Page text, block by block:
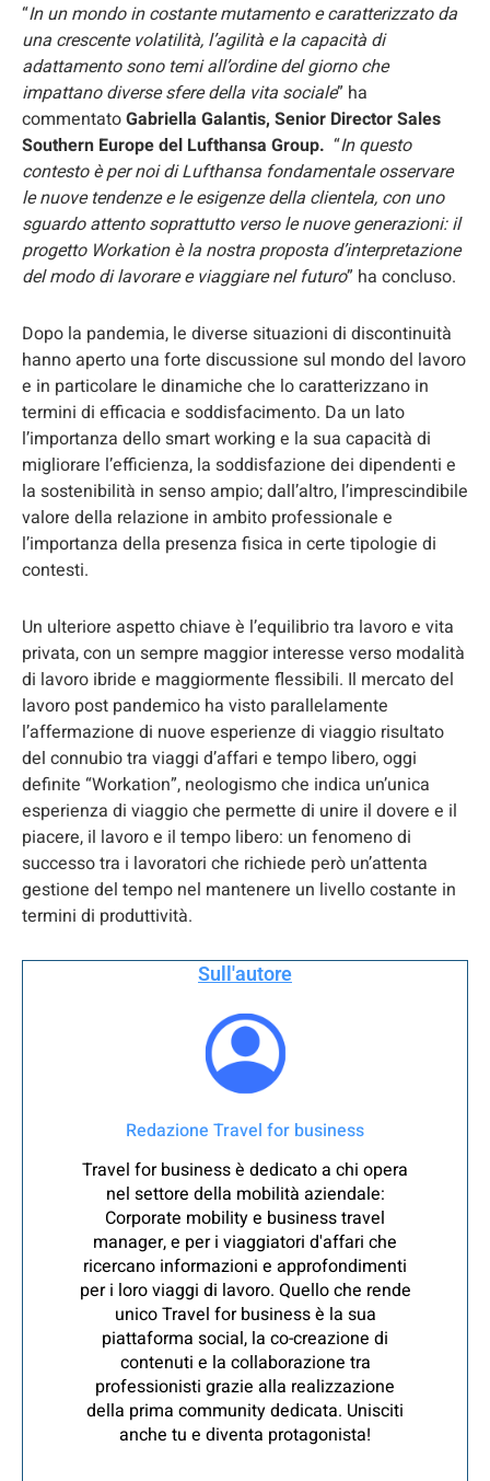
“In un mondo in costante mutamento e caratterizzato da
una crescente volatilità, l’agilità e la capacità di
adattamento sono temi all’ordine del giorno che
impattano diverse sfere della vita sociale” ha
commentatoGabriella Galantis, Senior Director Sales
Southern Europe del Lufthansa Group. “In questo
contesto è per noi di Lufthansa fondamentale osservare
le nuove tendenze e le esigenze della clientela, con uno
sguardo attento soprattutto verso le nuove generazioni: il
progetto Workation è la nostra proposta d’interpretazione
del modo di lavorare e viaggiare nel futuro” ha concluso.
Dopo la pandemia, le diverse situazioni di discontinuità
hanno aperto una forte discussione sul mondo del lavoro
e in particolare le dinamiche che lo caratterizzano in
termini di efficacia e soddisfacimento. Da un lato
l’importanza dello smart working e la sua capacità di
migliorare l’efficienza, la soddisfazione dei dipendenti e
la sostenibilità in senso ampio; dall’altro, l’imprescindibile
valore della relazione in ambito professionale e
l’importanza della presenza fisica in certe tipologie di
contesti.
Un ulteriore aspetto chiave è l’equilibrio tra lavoro e vita
privata, con un sempre maggior interesse verso modalità
di lavoro ibride e maggiormente flessibili. Il mercato del
lavoro post pandemico ha visto parallelamente
l’affermazione di nuove esperienze di viaggio risultato
del connubio tra viaggi d’affari e tempo libero, oggi
definite “Workation”, neologismo che indica un’unica
esperienza di viaggio che permette di unire il dovere e il
piacere, il lavoro e il tempo libero: un fenomeno di
successo tra i lavoratori che richiede però un’attenta
gestione del tempo nel mantenere un livello costante in
termini di produttività.
Sull'autore
Redazione Travel for business
Travel for business è dedicato a chi opera
nel settore della mobilità aziendale:
Corporate mobility e business travel
manager, e per i viaggiatori d'affari che
ricercano informazioni e approfondimenti
per i loro viaggi di lavoro. Quello che rende
unico Travel for business è la sua
piattaforma social, la co-creazione di
contenuti e la collaborazione tra
professionisti grazie alla realizzazione
della prima community dedicata. Unisciti
anche tu e diventa protagonista!